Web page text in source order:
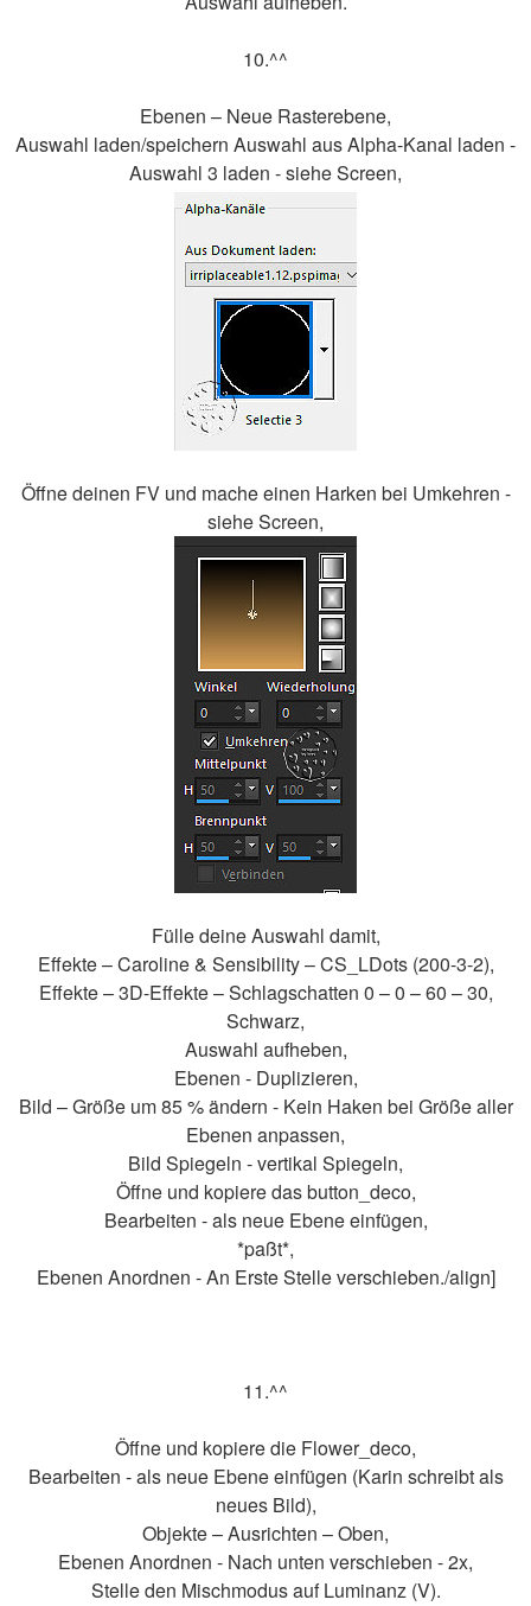
10.^^
Ebenen – Neue Rasterebene,
Auswahl laden/speichern Auswahl aus Alpha-Kanal laden -
Auswahl 3 laden - siehe Screen,
Öffne deinen FV und mache einen Harken bei Umkehren -
siehe Screen,
Fülle deine Auswahl damit,
Effekte – Caroline & Sensibility – CS_LDots (200-3-2),
Effekte – 3D-Effekte – Schlagschatten 0 – 0 – 60 – 30,
Schwarz,
Auswahl aufheben,
Ebenen - Duplizieren,
Bild – Größe um 85 % ändern - Kein Haken bei Größe aller
Ebenen anpassen,
Bild Spiegeln - vertikal Spiegeln,
Öffne und kopiere das button_deco,
Bearbeiten - als neue Ebene einfügen,
*paßt*,
Ebenen Anordnen - An Erste Stelle verschieben./align]
11.^^
Öffne und kopiere die Flower_deco,
Bearbeiten - als neue Ebene einfügen (Karin schreibt als
neues Bild),
Objekte – Ausrichten – Oben,
Ebenen Anordnen - Nach unten verschieben - 2x,
Stelle den Mischmodus auf Luminanz (V).